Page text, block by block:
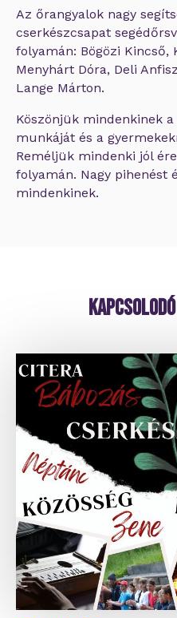
Az őrangyalok nagy
cserkészcsapat
folyamán: Bögözi Kincső,
Menyhárt Dóra, Deli
Lange Márton.
Köszönjük mindenkinek
munkáját és a
Reméljük mindenki jól
folyamán. Nagy pihenést
mindenkinek.